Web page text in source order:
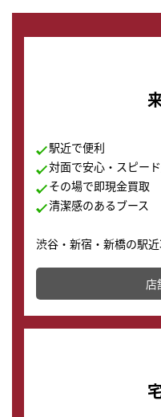
駅近で便利
対面で安心・スピー
その場で即現金買取
清潔感のあるブース
渋谷・新宿・新橋の駅
店舗を併設しており、
の購入もできます♪
店